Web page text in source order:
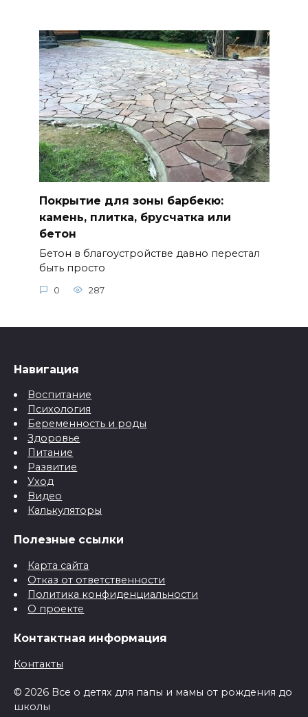
Покрытие для зоны барбекю:
камень, плитка, брусчатка или
бетон
Бетон в благоустройстве давно перестал
быть просто
0 287
Навигация
Воспитание
Психология
Беременность и роды
Здоровье
Питание
Развитие
Уход
Видео
Калькуляторы
Полезные ссылки
Карта сайта
Отказ от ответственности
Политика конфиденциальности
О проекте
Контактная информация
Контакты
© 2026 Все о детях для папы и мамы от рождения до
школы